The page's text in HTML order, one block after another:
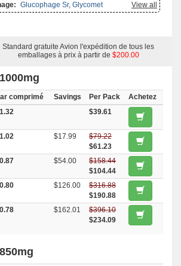
View all
Glucophage Sr, Glycomet
Standard gratuite Avion l'expédition de tous les
emballages à prix à partir de $200.00
1000mg
comprimé Savings Per Pack
Achetez
$39.61
$17.99
$79.22
$61.23
$54.00
$158.44
$104.44
$126.00
$316.88
$190.88
$162.01
$396.10
$234.09
850mg